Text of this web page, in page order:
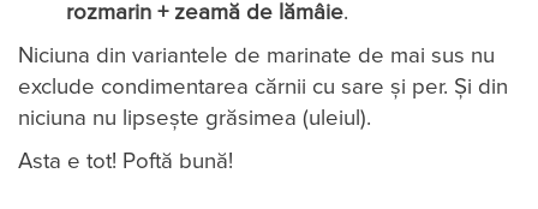
rozmarin + zeamă de lămâie.
Niciuna din variantele de marinate de mai sus nu
exclude condimentarea cărnii cu sare și per. Și din
niciuna nu lipsește grăsimea (uleiul).
Asta e tot! Poftă bună!